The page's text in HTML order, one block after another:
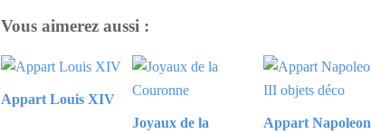
Vous aimerez aussi :
Appart Louis XIV
Joyaux de la
Appart Napoleon